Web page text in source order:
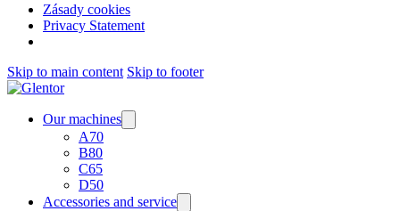
Zásady cookies
Privacy Statement
Skip to main content Skip to footer
Our machines
A70
B80
C65
D50
Accessories and service